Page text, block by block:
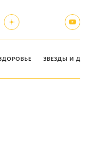
ЗВЕЗДЫ И